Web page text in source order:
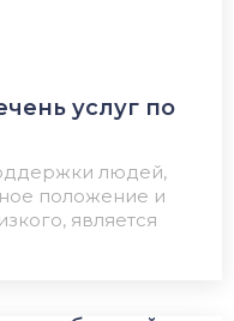
услуг по
людей,
положение и
является